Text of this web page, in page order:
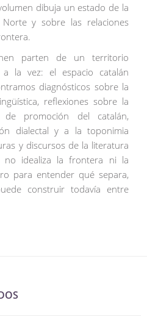
dibuja un estado de la
y sobre las relaciones
parten de un territorio
la vez: el espacio catalán
diagnósticos sobre la
reflexiones sobre la
promoción del catalán,
dialectal y a la toponimia
y discursos de la literatura
no idealiza la frontera ni la
para entender qué separa,
construir todavía entre